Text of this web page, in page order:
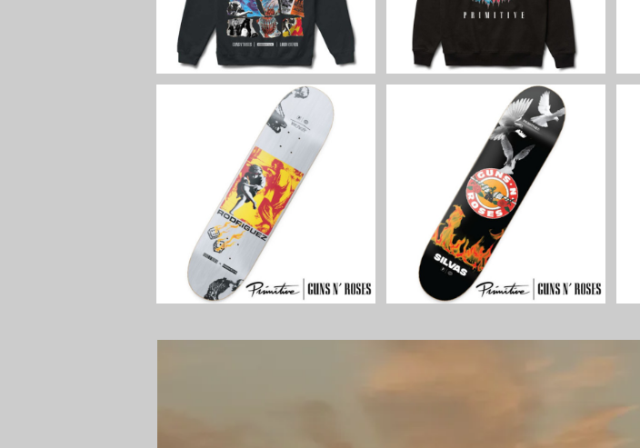
ンズ・アンド・ローゼズ プリ
ミティブ
ッション ガンズ・アンド・ロ
ーゼズ プリミティブ
PRIMITIVE × GUNS N' ROSE
S Rodriguez Estranged De
ck Silver Foil スケートボード
デッキ ガンズ・アンド・ロー
ゼズ プリミティブ
¥14,850
SOLD OUT
PRIMITIVE × GUNS N' ROSE
S Silvas Next Door Deck ス
ケートボードデッキ ガンズ・
アンド・ローゼズ プリミティ
ブ
¥14,850
SOLD OUT